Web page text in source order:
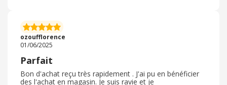
accueillant, à l'écoute et disponible. Les employées sont
toujours de bons conseils pour nous aiguiller sur tel ou
tel produit à favoriser
ozoufflorence
01/06/2025
Parfait
Bon d'achat reçu très rapidement . J'ai pu en bénéficier
des l'achat en magasin. Je suis ravie et je